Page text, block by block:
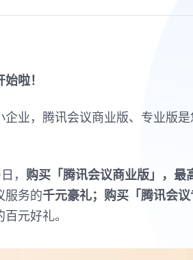
啦！
企业，腾讯会议商业版、专业版
日， 购买「腾讯会议商业版」，最
服务的千元豪礼；购买「腾讯会
元好礼。